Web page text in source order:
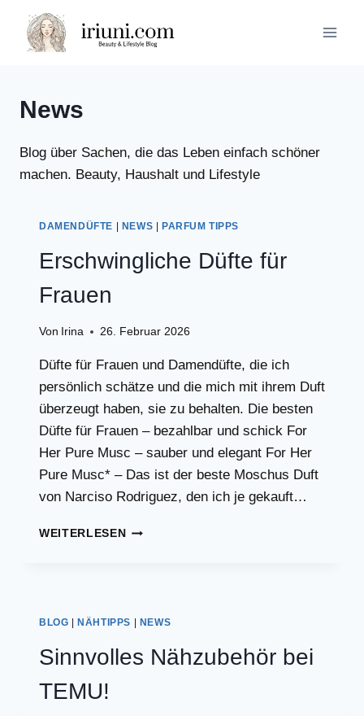
Inhalt
springen
News
Blog über Sachen, die das Leben einfach schöner
machen. Beauty, Haushalt und Lifestyle
DAMENDÜFTE NEWS PARFUM TIPPS
Erschwingliche Düfte für
Frauen
Von Irina 26. Februar 2026
Düfte für Frauen und Damendüfte, die ich
persönlich schätze und die mich mit ihrem Duft
überzeugt haben, sie zu behalten. Die besten
Düfte für Frauen – bezahlbar und schick For
Her Pure Musc – sauber und elegant For Her
Pure Musc* – Das ist der beste Moschus Duft
von Narciso Rodriguez, den ich je gekauft…
WEITERLESENERSCHWINGLICHE
BLOG NÄHTIPPS NEWS
Sinnvolles Nähzubehör bei
TEMU!